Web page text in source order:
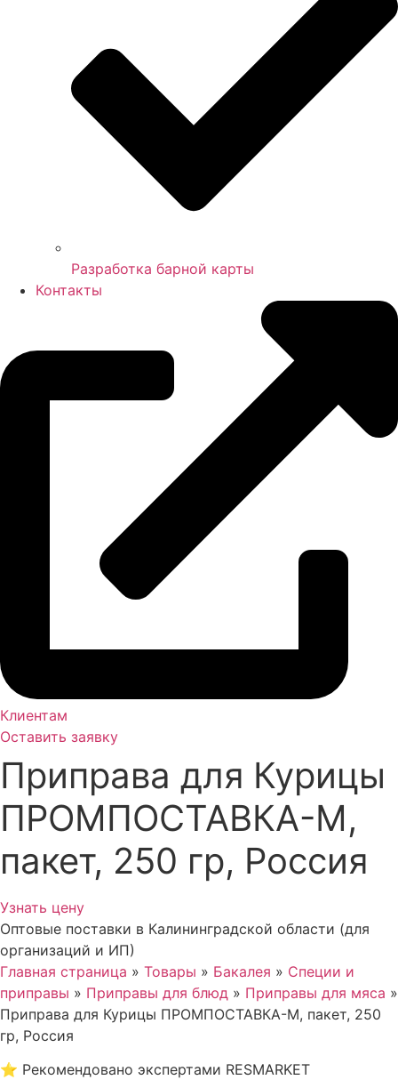
Разработка барной карты
Контакты
Клиентам
Оставить заявку
Приправа для Курицы
ПРОМПОСТАВКА-М,
пакет, 250 гр, Россия
Узнать цену
Оптовые поставки в Калининградской области (для
организаций и ИП)
Главная страница » Товары » Бакалея » Специи и
приправы » Приправы для блюд » Приправы для мяса »
Приправа для Курицы ПРОМПОСТАВКА-М, пакет, 250
гр, Россия
⭐ Рекомендовано экспертами RESMARKET